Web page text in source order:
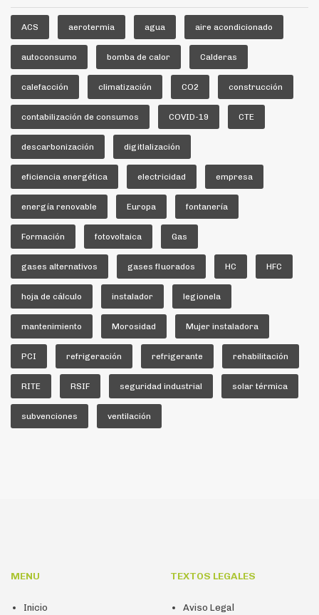
ACS aerotermia agua aire acondicionado
autoconsumo bomba de calor Calderas
calefacción climatización CO2 construcción
contabilización de consumos COVID-19 CTE
descarbonización digitlalización
eficiencia energética electricidad empresa
energía renovable Europa fontanería
Formación fotovoltaica Gas
gases alternativos gases fluorados HC HFC
hoja de cálculo instalador legionela
mantenimiento Morosidad Mujer instaladora
PCI refrigeración refrigerante rehabilitación
RITE RSIF seguridad industrial solar térmica
subvenciones ventilación
MENU
Inicio
TEXTOS LEGALES
Aviso Legal